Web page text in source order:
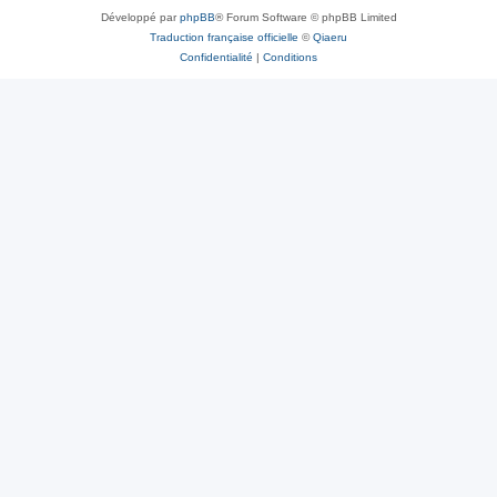
Développé parphpBB® Forum Software © phpBB Limited
Traduction française officielle ©Qiaeru
Confidentialité | Conditions